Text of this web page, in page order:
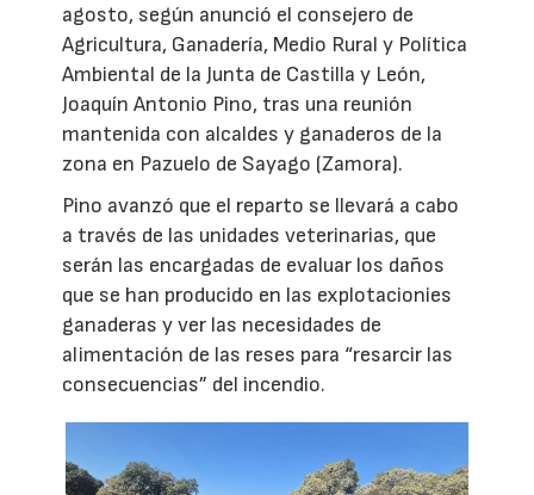
agosto, según anunció el consejero de
Agricultura, Ganadería, Medio Rural y Política
Ambiental de la Junta de Castilla y León,
Joaquín Antonio Pino, tras una reunión
mantenida con alcaldes y ganaderos de la
zona en Pazuelo de Sayago (Zamora).
Pino avanzó que el reparto se llevará a cabo
a través de las unidades veterinarias, que
serán las encargadas de evaluar los daños
que se han producido en las explotacionies
ganaderas y ver las necesidades de
alimentación de las reses para “resarcir las
consecuencias” del incendio.